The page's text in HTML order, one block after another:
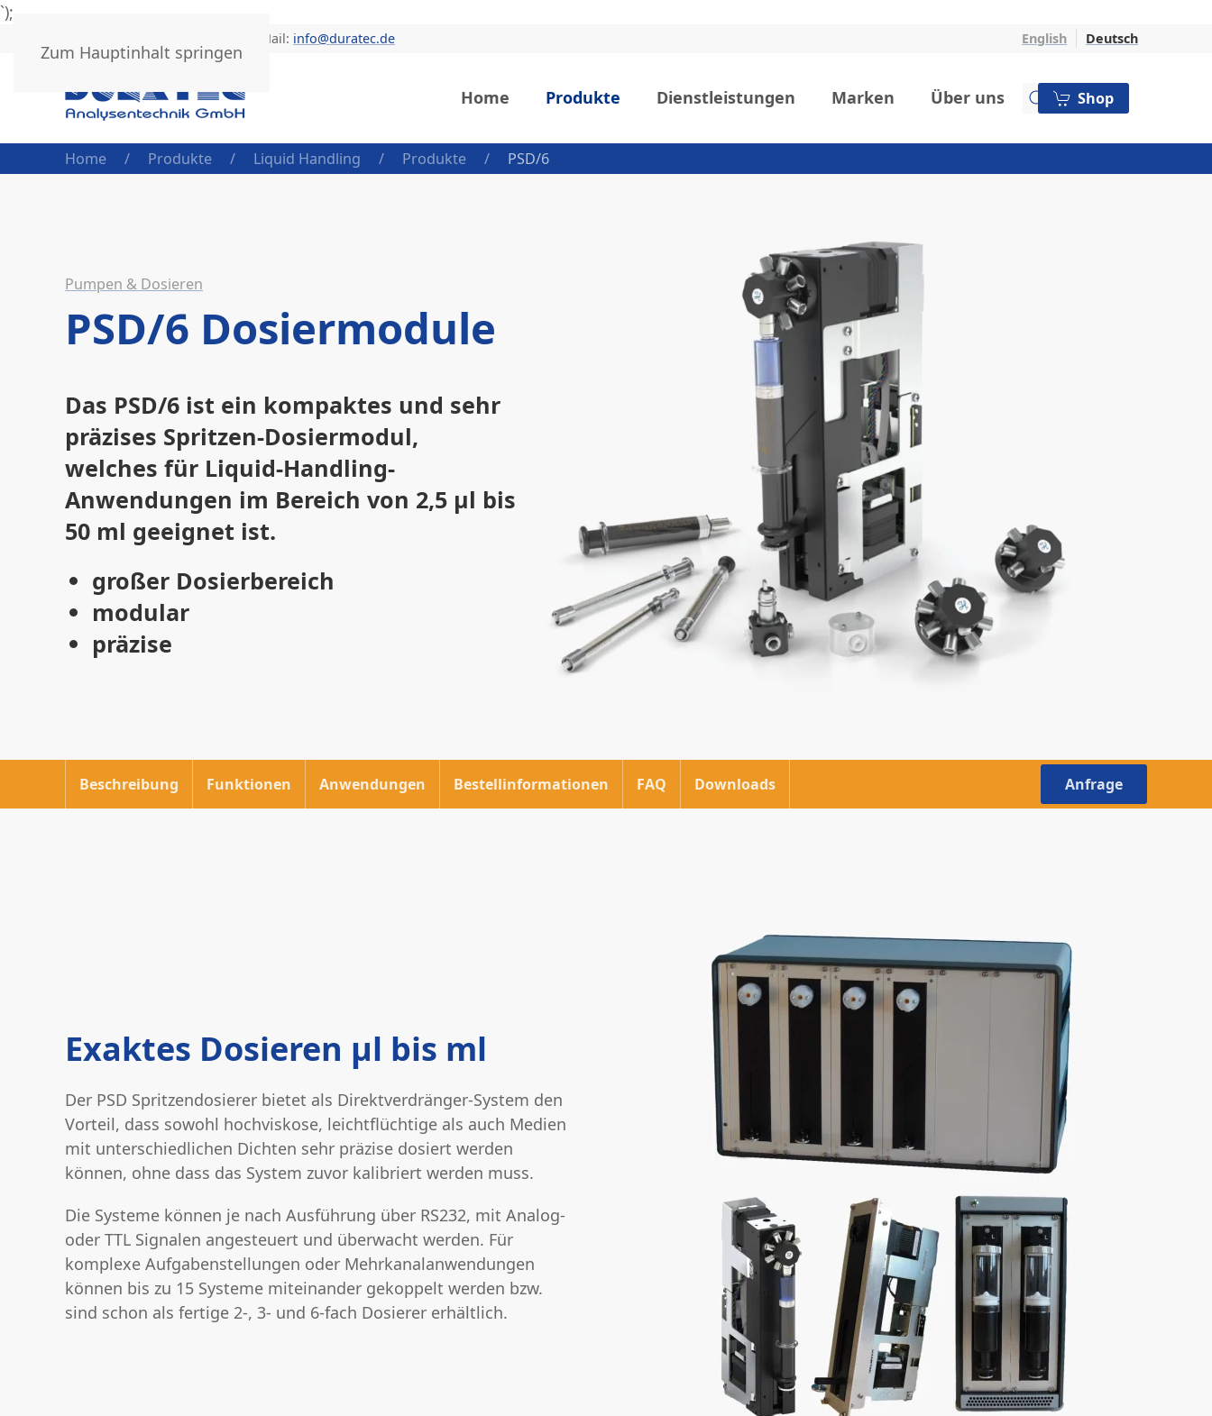
`);
Zum Hauptinhalt springen
Telefon: +49 (0) 6205 9450-0 | E-Mail: info@duratec.de English Deutsch
Home Produkte Dienstleistungen Marken Über uns Shop
Home Produkte Liquid Handling Produkte PSD/6
Pumpen & Dosieren
PSD/6 Dosiermodule
Das PSD/6 ist ein kompaktes und sehr
präzises Spritzen-Dosiermodul,
welches für Liquid-Handling-
Anwendungen im Bereich von 2,5 µl bis
50 ml geeignet ist.
großer Dosierbereich
modular
präzise
Beschreibung Funktionen Anwendungen Bestellinformationen FAQ Downloads Anfrage
Exaktes Dosieren µl bis ml
Der PSD Spritzendosierer bietet als Direktverdränger-System den
Vorteil, dass sowohl hochviskose, leichtflüchtige als auch Medien
mit unterschiedlichen Dichten sehr präzise dosiert werden
können, ohne dass das System zuvor kalibriert werden muss.
Die Systeme können je nach Ausführung über RS232, mit Analog-
oder TTL Signalen angesteuert und überwacht werden. Für
komplexe Aufgabenstellungen oder Mehrkanalanwendungen
können bis zu 15 Systeme miteinander gekoppelt werden bzw.
sind schon als fertige 2-, 3- und 6-fach Dosierer erhältlich.